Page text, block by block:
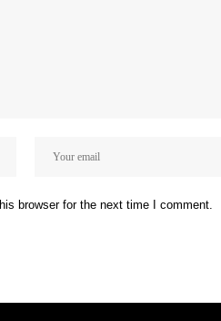
browser for the next time I comment.